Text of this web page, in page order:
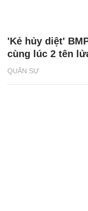
QUÂN SỰ
'Kẻ hủy diệt'
cùng lúc 2 tên